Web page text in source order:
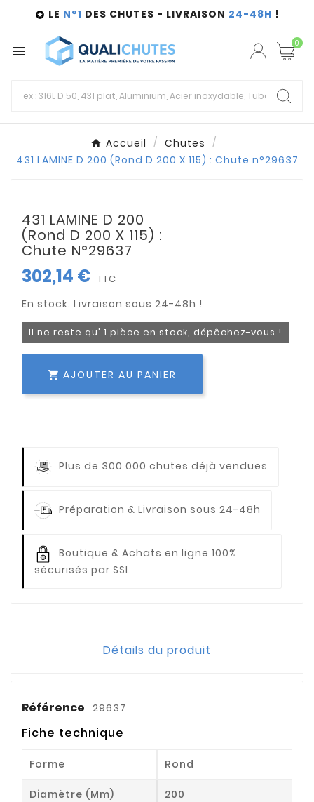
 LE N°1 DES CHUTES - LIVRAISON 24-48H !
 0
Accueil
Chutes
431 LAMINE D 200 (Rond D 200 X 115) : Chute n°29637
431 LAMINE D 200
(Rond D 200 X 115) :
Chute N°29637
302,14 € TTC
Il ne reste qu' 1 pièce en stock, dépêchez-vous !
 AJOUTER AU PANIER
Plus de 300 000 chutes déjà vendues
Préparation & Livraison sous 24-48h
Boutique & Achats en ligne 100%
sécurisés par SSL
Détails du produit
Référence 29637
Fiche technique
Forme Rond
Diamètre (mm) 200